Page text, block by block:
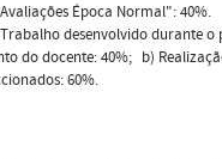
Época Normal": 40%.
desenvolvido durante o
do docente: 40%; b)
60%.